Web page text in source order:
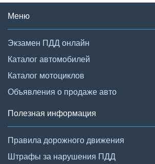
Меню
Экзамен ПДД онлайн
Каталог автомобилей
Каталог мотоциклов
Объявления о продаже авто
Полезная информация
Правила дорожного движения
Штрафы за нарушения ПДД